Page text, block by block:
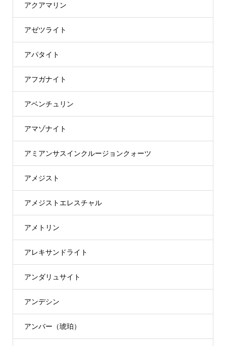
アクアマリン
アゼツライト
アパタイト
アフガナイト
アベンチュリン
アマゾナイト
アミアンサスインクルージョンクォーツ
アメジスト
アメジストエレスチャル
アメトリン
アレキサンドライト
アンダリュサイト
アンデシン
アンバー（琥珀）